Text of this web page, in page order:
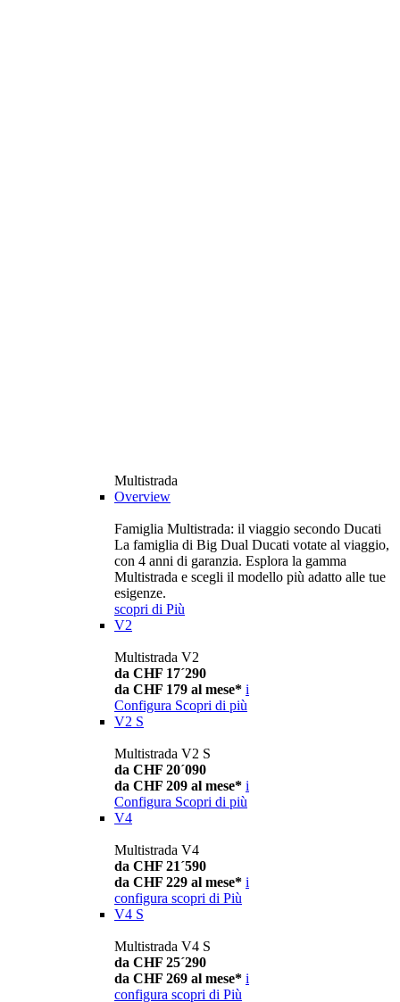
Multistrada
Overview
Famiglia Multistrada: il viaggio secondo Ducati
La famiglia di Big Dual Ducati votate al viaggio,
con 4 anni di garanzia. Esplora la gamma
Multistrada e scegli il modello più adatto alle tue
esigenze.
scopri di Più
V2
Multistrada V2
da CHF 17´290
da CHF 179 al mese* i
Configura Scopri di più
V2 S
Multistrada V2 S
da CHF 20´090
da CHF 209 al mese* i
Configura Scopri di più
V4
Multistrada V4
da CHF 21´590
da CHF 229 al mese* i
configura scopri di Più
V4 S
Multistrada V4 S
da CHF 25´290
da CHF 269 al mese* i
configura scopri di Più